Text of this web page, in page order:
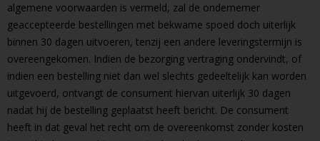
algemene voorwaarden is vermeld, zal de ondernemer
geaccepteerde bestellingen met bekwame spoed doch uiterlijk
binnen 30 dagen uitvoeren, tenzij een andere leveringstermijn is
overeengekomen. Indien de bezorging vertraging ondervindt, of
indien een bestelling niet dan wel slechts gedeeltelijk kan worden
uitgevoerd, ontvangt de consument hiervan uiterlijk 30 dagen
nadat hij de bestelling geplaatst heeft bericht. De consument
heeft in dat geval het recht om de overeenkomst zonder kosten